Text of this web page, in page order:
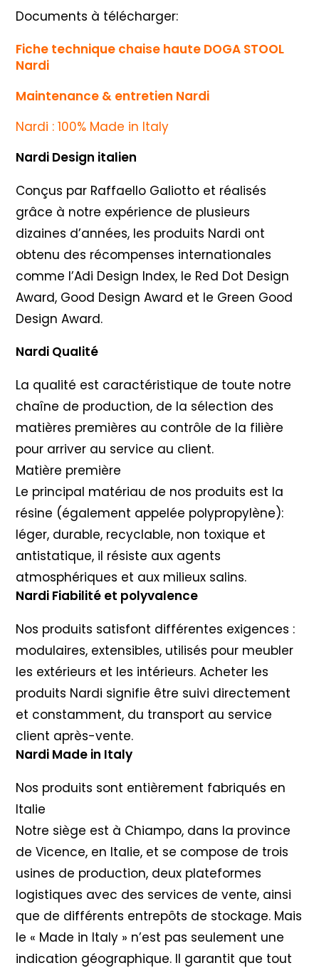
Documents à télécharger:
Fiche technique chaise haute DOGA STOOL
Nardi
Maintenance & entretien Nardi
Nardi : 100% Made in Italy
Nardi Design italien
Conçus par Raffaello Galiotto et réalisés
grâce à notre expérience de plusieurs
dizaines d’années, les produits Nardi ont
obtenu des récompenses internationales
comme l’Adi Design Index, le Red Dot Design
Award, Good Design Award et le Green Good
Design Award.
Nardi Qualité
La qualité est caractéristique de toute notre
chaîne de production, de la sélection des
matières premières au contrôle de la filière
pour arriver au service au client.
Matière première
Le principal matériau de nos produits est la
résine (également appelée polypropylène):
léger, durable, recyclable, non toxique et
antistatique, il résiste aux agents
atmosphériques et aux milieux salins.
Nardi Fiabilité et polyvalence
Nos produits satisfont différentes exigences :
modulaires, extensibles, utilisés pour meubler
les extérieurs et les intérieurs. Acheter les
produits Nardi signifie être suivi directement
et constamment, du transport au service
client après-vente.
Nardi Made in Italy
Nos produits sont entièrement fabriqués en
Italie
Notre siège est à Chiampo, dans la province
de Vicence, en Italie, et se compose de trois
usines de production, deux plateformes
logistiques avec des services de vente, ainsi
que de différents entrepôts de stockage. Mais
le « Made in Italy » n’est pas seulement une
indication géographique. Il garantit que tout